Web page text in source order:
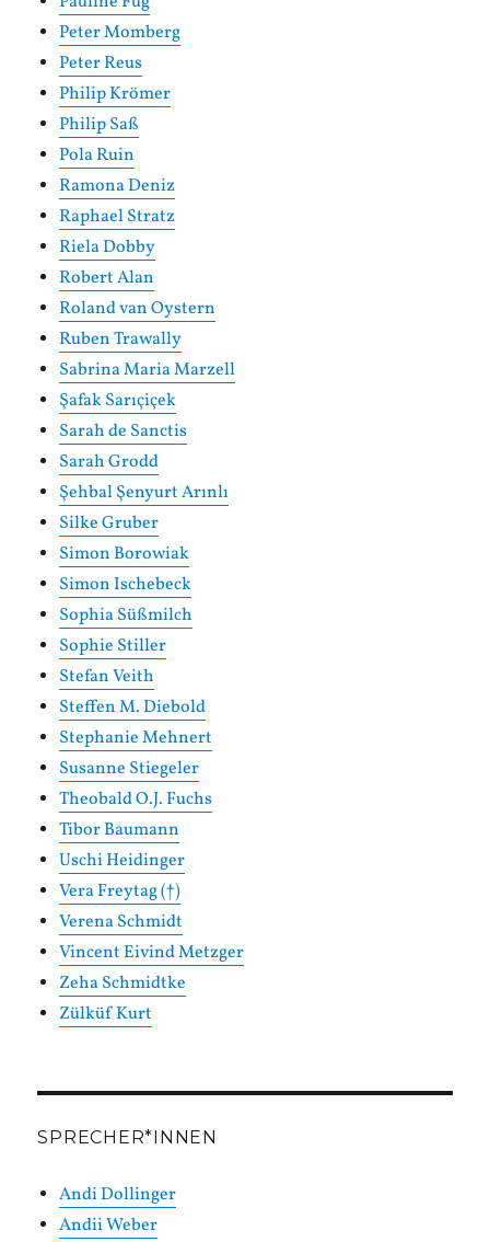
Peter Momberg
Peter Reus
Philip Krömer
Philip Saß
Pola Ruin
Ramona Deniz
Raphael Stratz
Riela Dobby
Robert Alan
Roland van Oystern
Ruben Trawally
Sabrina Maria Marzell
Şafak Sarıçiçek
Sarah de Sanctis
Sarah Grodd
Şehbal Şenyurt Arınlı
Silke Gruber
Simon Borowiak
Simon Ischebeck
Sophia Süßmilch
Sophie Stiller
Stefan Veith
Steffen M. Diebold
Stephanie Mehnert
Susanne Stiegeler
Theobald O.J. Fuchs
Tibor Baumann
Uschi Heidinger
Vera Freytag (†)
Verena Schmidt
Vincent Eivind Metzger
Zeha Schmidtke
Zülküf Kurt
SPRECHER*INNEN
Andi Dollinger
Andii Weber